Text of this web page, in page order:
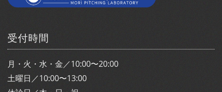
受付時間
月・火・水・金／10:00〜20:00
土曜日／10:00〜13:00